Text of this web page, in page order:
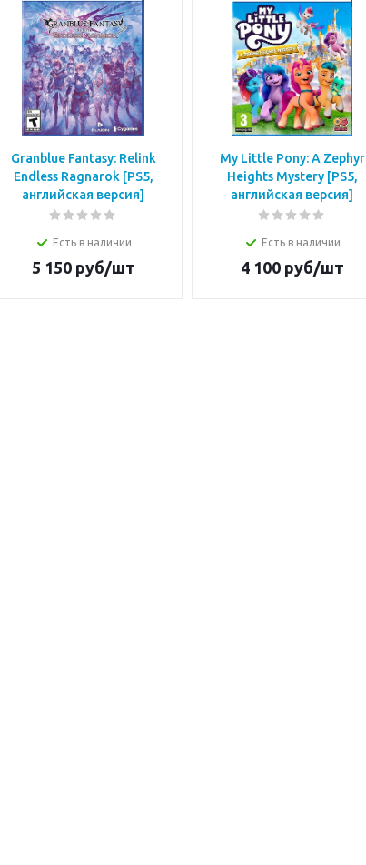
Granblue Fantasy: Relink
Endless Ragnarok [PS5,
английская версия]
Есть в наличии
5 150руб/шт
My Little Pony: A Zephyr
Heights Mystery [PS5,
английская версия]
Есть в наличии
4 100руб/шт